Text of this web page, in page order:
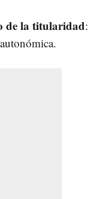
de la titularidad: